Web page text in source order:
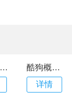
5sing原创音乐app
酷狗概念版安卓版
详情